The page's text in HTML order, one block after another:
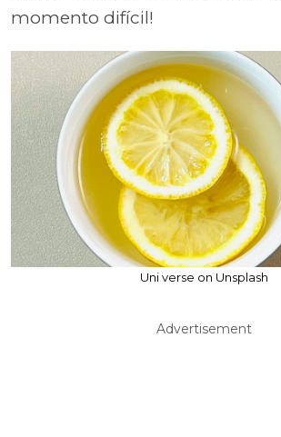
momento difícil!
Uni verse on Unsplash
Advertisement